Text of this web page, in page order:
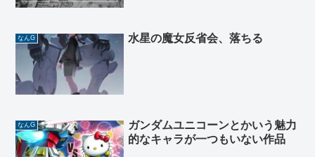
なんG 水星の魔女反省会、落ちる
なんG
ガンダムユニコーンとかいう魅力
的なキャラが一つもいない作品